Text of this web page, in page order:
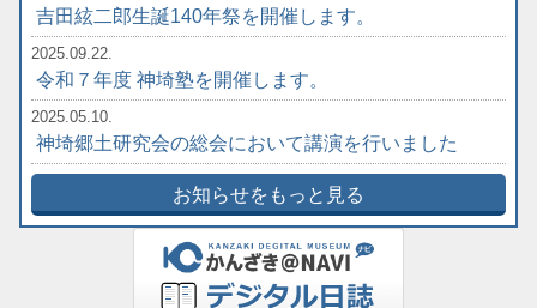
吉田絃二郎生誕140年祭を開催します。
2025.09.22.
令和７年度 神埼塾を開催します。
2025.05.10.
神埼郷土研究会の総会において講演を行いました
お知らせをもっと見る